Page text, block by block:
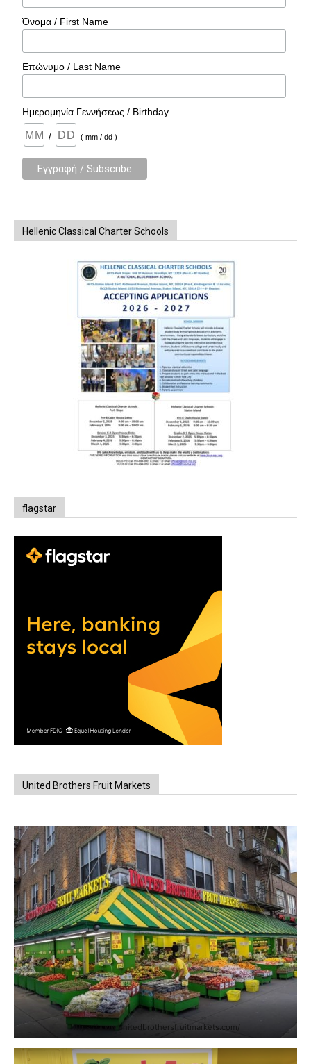
Όνομα / First Name
Επώνυμο / Last Name
Ημερομηνία Γεννήσεως / Birthday
/ ( mm / dd )
Hellenic Classical Charter Schools
flagstar
United Brothers Fruit Markets
https://www.unitedbrothersfruitmarkets.com/